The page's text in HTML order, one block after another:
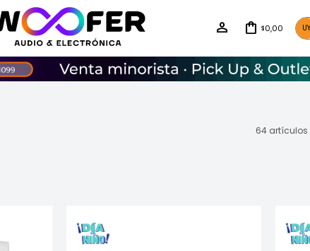
$0,00 UY
64 artículos